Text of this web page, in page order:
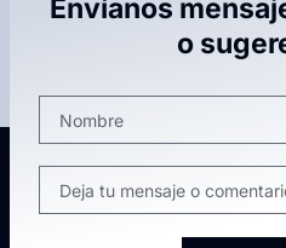
Envíanos
o